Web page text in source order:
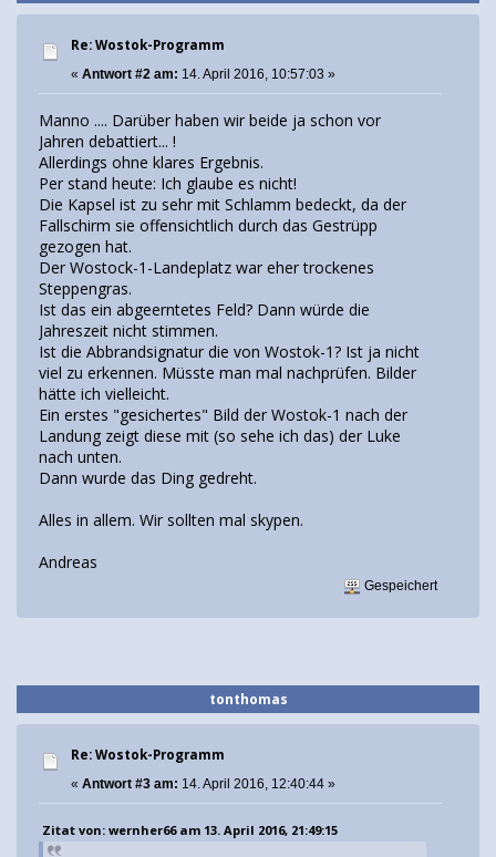
Re: Wostok-Programm
« Antwort #2 am: 14. April 2016, 10:57:03 »
Manno .... Darüber haben wir beide ja schon vor
Jahren debattiert... !
Allerdings ohne klares Ergebnis.
Per stand heute: Ich glaube es nicht!
Die Kapsel ist zu sehr mit Schlamm bedeckt, da der
Fallschirm sie offensichtlich durch das Gestrüpp
gezogen hat.
Der Wostock-1-Landeplatz war eher trockenes
Steppengras.
Ist das ein abgeerntetes Feld? Dann würde die
Jahreszeit nicht stimmen.
Ist die Abbrandsignatur die von Wostok-1? Ist ja nicht
viel zu erkennen. Müsste man mal nachprüfen. Bilder
hätte ich vielleicht.
Ein erstes "gesichertes" Bild der Wostok-1 nach der
Landung zeigt diese mit (so sehe ich das) der Luke
nach unten.
Dann wurde das Ding gedreht.
Alles in allem. Wir sollten mal skypen.
Andreas
Gespeichert
tonthomas
Re: Wostok-Programm
« Antwort #3 am: 14. April 2016, 12:40:44 »
Zitat von: wernher66 am 13. April 2016, 21:49:15